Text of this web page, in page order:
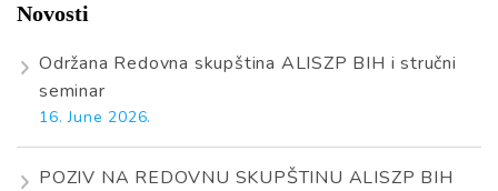
Novosti
Održana Redovna skupština ALISZP BIH i stručni
seminar
16. June 2026.
POZIV NA REDOVNU SKUPŠTINU ALISZP BIH